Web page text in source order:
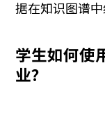
据在知识图谱中
学生如何使
业？